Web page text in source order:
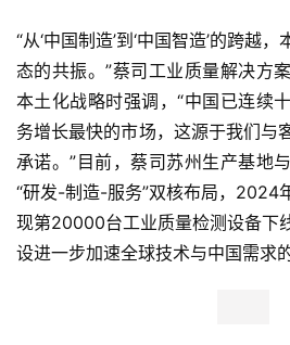
察
新
科
技
投
融
资
“从‘中国制造’到‘中国智造’的跨越
态的共振。”蔡司工业质量解决方
本土化战略时强调，“中国已连续
务增长最快的市场，这源于我们与
承诺。”目前，蔡司苏州生产基地
“研发-制造-服务”双核布局，2024
现第20000台工业质量检测设备下
设进一步加速全球技术与中国需求